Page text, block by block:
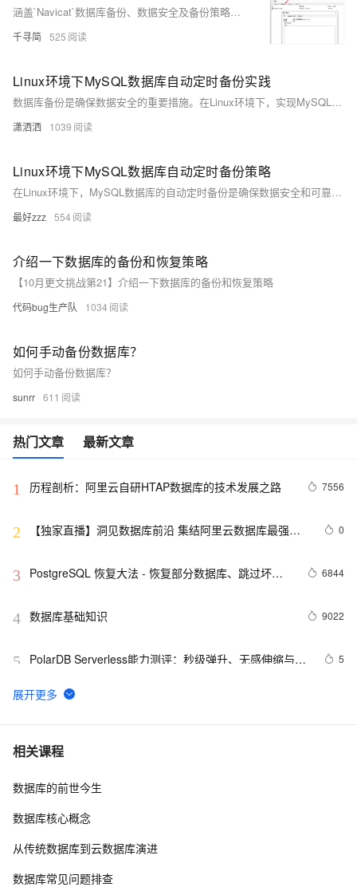
涵盖`Navicat`数据库备份、数据安全及备份策略等主题。文库采用精美主题，提升阅读体验。
千寻简 525
Linux环境下MySQL数据库自动定时备份实践
数据库备份是确保数据安全的重要措施。在Linux环境下，实现MySQL数据库的自动定时备份可以通过多种方式完成。本文将介绍如何使用`cron`定时任务和`mysqldump`工具来实现MySQL数据库的每日自动备份。
潇洒洒 1039
Linux环境下MySQL数据库自动定时备份策略
在Linux环境下，MySQL数据库的自动定时备份是确保数据安全和可靠性的重要措施。通过设置定时任务，我们可以每天自动执行数据库备份，从而减少人为错误和提高数据恢复的效率。本文将详细介绍如何在Linux下实现MySQL数据库的自动定时备份。
最好zzz 554
介绍一下数据库的备份和恢复策略
【10月更文挑战第21】介绍一下数据库的备份和恢复策略
代码bug生产队 1034
如何手动备份数据库？
如何手动备份数据库？
sunrr 611
热门文章 最新文章
1 历程剖析：阿里云自研HTAP数据库的技术发展之路 7556
2
【独家直播】洞见数据库前沿 集结阿里云数据库最强阵
0
3
PostgreSQL 恢复大法 - 恢复部分数据库、跳过坏
6844
4 数据库基础知识 9022
5
PolarDB Serverless能力测评：秒级弹升、无感伸缩与强
5
6 SQLite数据库的备份
7 如何在 Oracle 中创建可插入数据库（PDB）？
8 weblogic连接RAC数据库
介
10征文分享｜OceanBase 3.1.2 数据库性能测试探索
相关课程
数据库的前世今生
数据库核心概念
从传统数据库到云数据库演进
数据库常见问题排查